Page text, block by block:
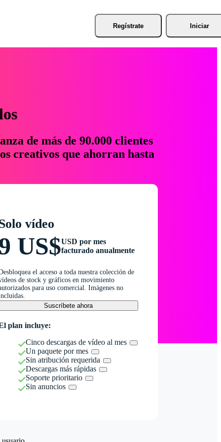
Regístrate Iniciar
de más de 90.000 clientes
creativos que ahorran hasta
vídeo
US$USD por mes
facturado anualmente
el acceso a toda nuestra colección de
de stock y gráficos en movimiento
para uso comercial. Imágenes no
Suscríbete ahora
plan incluye:
Cinco descargas de vídeo al mes
Un paquete por mes
Sin atribución requerida
Descargas más rápidas
Soporte prioritario
Sin anuncios